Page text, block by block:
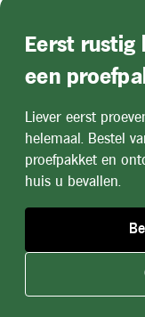
Eerst rustig
een
Liever eerst
helemaal. Bestel
proefpakket en
huis u bevallen.